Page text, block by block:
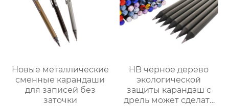
Новые металлические
сменные карандаши
для записей без
заточки
HB черное дерево
экологической
защиты карандаш с
дрель может сделать